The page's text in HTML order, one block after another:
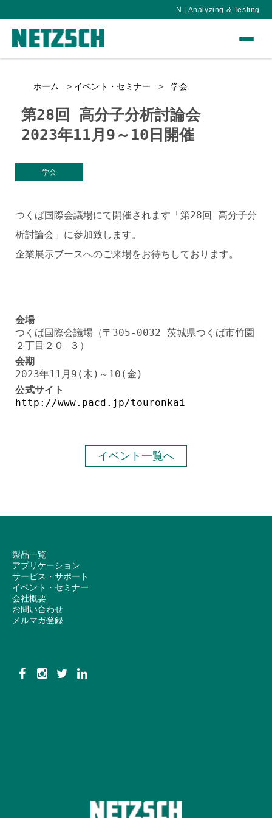
N | Analyzing & Testing
ホーム イベント・セミナー 学会
第28回 高分子分析討論会
2023年11月9～10日開催
学会
つくば国際会議場にて開催されます「第28回 高分子分
析討論会」に参加致します。
企業展示ブースへのご来場をお待ちしております。
会場
つくば国際会議場（〒305-0032 茨城県つくば市竹園
２丁目２０−３）
会期
2023年11月9(木)～10(金)
公式サイト
http://www.pacd.jp/touronkai
イベント一覧へ
製品一覧
アプリケーション
サービス・サポート
イベント・セミナー
会社概要
お問い合わせ
メルマガ登録